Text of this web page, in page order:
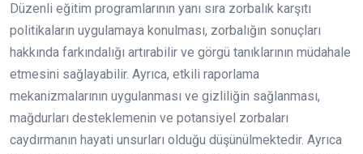
Düzenli eğitim programlarının yanı sıra zorbalık karşıtı
politikaların uygulamaya konulması, zorbalığın sonuçları
hakkında farkındalığı artırabilir ve görgü tanıklarının müdahale
etmesini sağlayabilir. Ayrıca, etkili raporlama
mekanizmalarının uygulanması ve gizliliğin sağlanması,
mağdurları desteklemenin ve potansiyel zorbaları
caydırmanın hayati unsurları olduğu düşünülmektedir. Ayrıca